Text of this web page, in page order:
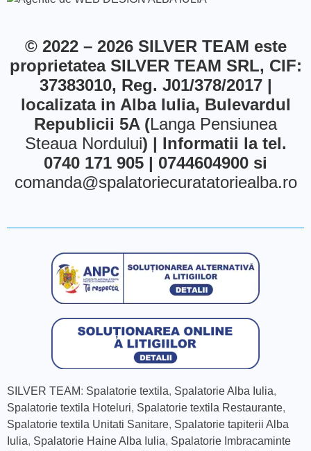
© 2022 – 2026 SILVER TEAM este
proprietatea SILVER TEAM SRL, CIF:
37383010, Reg. J01/378/2017 |
localizata in Alba Iulia, Bulevardul
Republicii 5A (Langa Pensiunea
Steaua Nordului) | Informatii la tel.
0740 171 905 | 0744604900 si
comanda@spalatoriecuratatoriealba.ro
SILVER TEAM: Spalatorie textila, Spalatorie Alba Iulia,
Spalatorie textila Hoteluri, Spalatorie textila Restaurante,
Spalatorie textila Unitati Sanitare, Spalatorie tapiterii Alba
Iulia, Spalatorie Haine Alba Iulia, Spalatorie Imbracaminte